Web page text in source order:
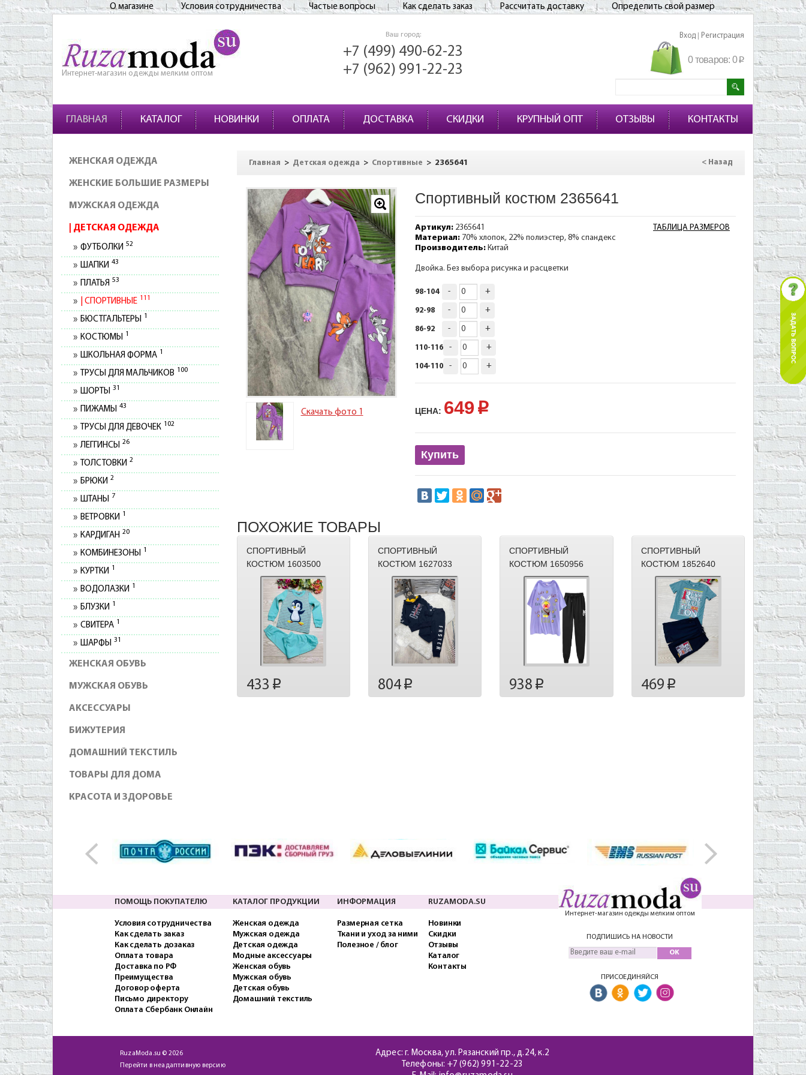
О магазине Условия сотрудничества Частые вопросы Как сделать заказ Рассчитать доставку Определить свой размер
Интернет-магазин одежды мелким оптом
Ваш город:
+7 (499) 490-62-23
+7 (962) 991-22-23
Вход Регистрация
0 товаров: 0p
ГЛАВНАЯ КАТАЛОГ НОВИНКИ ОПЛАТА ДОСТАВКА СКИДКИ КРУПНЫЙ ОПТ ОТЗЫВЫ КОНТАКТЫ
ЖЕНСКАЯ ОДЕЖДА
ЖЕНСКИЕ БОЛЬШИЕ РАЗМЕРЫ
МУЖСКАЯ ОДЕЖДА
ДЕТСКАЯ ОДЕЖДА
ФУТБОЛКИ 52
ШАПКИ 43
ПЛАТЬЯ 53
СПОРТИВНЫЕ 111
БЮСТГАЛЬТЕРЫ 1
КОСТЮМЫ 1
ШКОЛЬНАЯ ФОРМА 1
ТРУСЫ ДЛЯ МАЛЬЧИКОВ 100
ШОРТЫ 31
ПИЖАМЫ 43
ТРУСЫ ДЛЯ ДЕВОЧЕК 102
ЛЕГГИНСЫ 26
ТОЛСТОВКИ 2
БРЮКИ 2
ШТАНЫ 7
ВЕТРОВКИ 1
КАРДИГАН 20
КОМБИНЕЗОНЫ 1
КУРТКИ 1
ВОДОЛАЗКИ 1
БЛУЗКИ 1
СВИТЕРА 1
ШАРФЫ 31
ЖЕНСКАЯ ОБУВЬ
МУЖСКАЯ ОБУВЬ
АКСЕССУАРЫ
БИЖУТЕРИЯ
ДОМАШНИЙ ТЕКСТИЛЬ
ТОВАРЫ ДЛЯ ДОМА
КРАСОТА И ЗДОРОВЬЕ
Главная > Детская одежда > Спортивные > 2365641 < Назад
Скачать фото 1
Спортивный костюм 2365641
ТАБЛИЦА РАЗМЕРОВ
Артикул:2365641
Материал:70% хлопок, 22% полиэстер, 8% спандекс
Производитель:Китай
Двойка. Без выбора рисунка и расцветки
98-104 - +
92-98 - +
86-92 - +
110-116 - +
104-110 - +
ЦЕНА: 649 p
Купить
ПОХОЖИЕ ТОВАРЫ
СПОРТИВНЫЙ
КОСТЮМ 1603500
433 p
СПОРТИВНЫЙ
КОСТЮМ 1627033
804p
СПОРТИВНЫЙ
КОСТЮМ 1650956
938 p
СПОРТИВНЫЙ
КОСТЮМ 1852640
469 p
ПОМОЩЬ ПОКУПАТЕЛЮ
Условия сотрудничества
Как сделать заказ
Как сделать дозаказ
Оплата товара
Доставка по РФ
Преимущества
Договор оферта
Письмо директору
Оплата Сбербанк Онлайн
КАТАЛОГ ПРОДУКЦИИ
Женская одежда
Мужская одежда
Детская одежда
Модные аксессуары
Женская обувь
Мужская обувь
Детская обувь
Домашний текстиль
ИНФОРМАЦИЯ
Размерная сетка
Ткани и уход за ними
Полезное / блог
RUZAMODA.SU
Новинки
Скидки
Отзывы
Каталог
Контакты
Интернет-магазин одежды мелким оптом
ПОДПИШИСЬ НА НОВОСТИ
OK
ПРИСОЕДИНЯЙСЯ
RuzaModa.su © 2026
Перейти в неадаптивную версию
Адрес: г. Москва, ул. Рязанский пр., д.24, к.2
Телефоны: +7 (962) 991-22-23